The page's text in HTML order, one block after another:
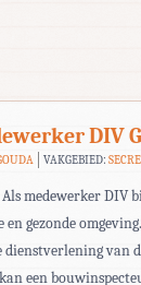
DIV
VAKGEBIED:
medewerker DIV
en gezonde
dienstverlening van
een